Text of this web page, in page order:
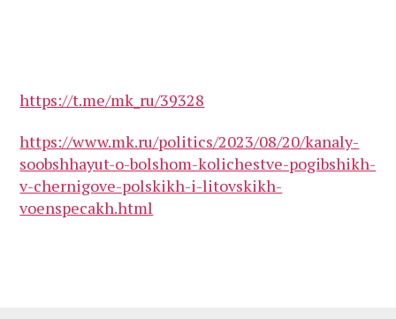
https://t.me/mk_ru/39328
https://www.mk.ru/politics/2023/08/20/kanaly-
soobshhayut-o-bolshom-kolichestve-pogibshikh-
v-chernigove-polskikh-i-litovskikh-
voenspecakh.html